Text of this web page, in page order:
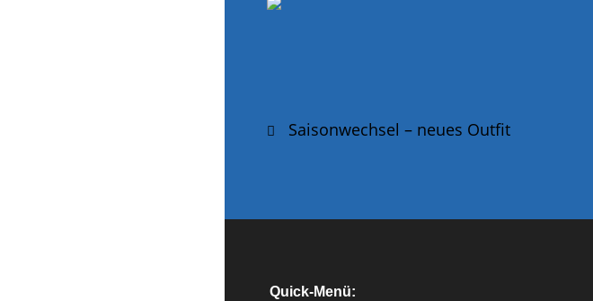
Post
Saisonwechsel – neues Outfit
Quick-Menü: